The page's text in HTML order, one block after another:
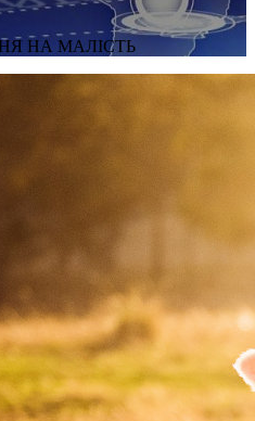
НА МАЛІСТЬ